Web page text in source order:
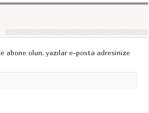
abone olun, yazılar e-posta adresinize